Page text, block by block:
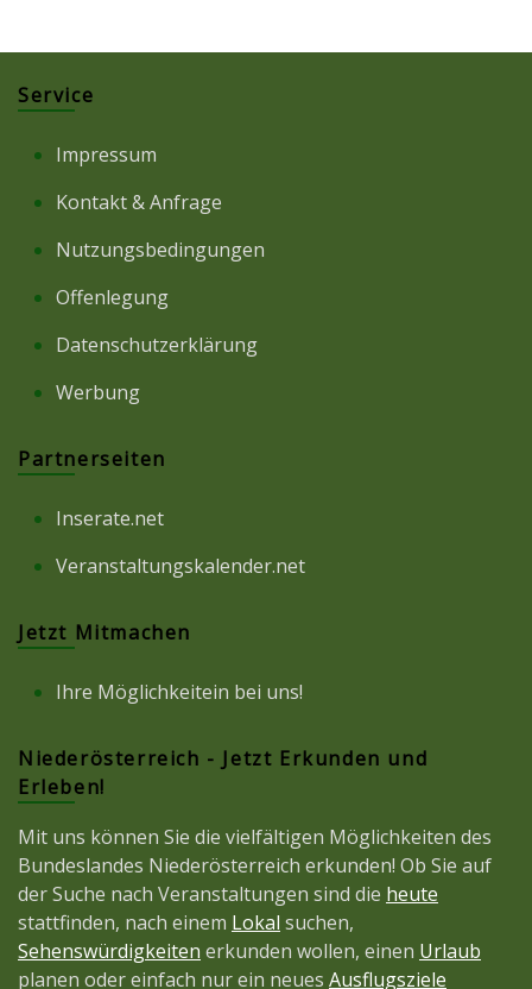
Service
Impressum
Kontakt & Anfrage
Nutzungsbedingungen
Offenlegung
Datenschutzerklärung
Werbung
Partnerseiten
Inserate.net
Veranstaltungskalender.net
Jetzt Mitmachen
Ihre Möglichkeitein bei uns!
Niederösterreich - Jetzt Erkunden und
Erleben!
Mit uns können Sie die vielfältigen Möglichkeiten des
Bundeslandes Niederösterreich erkunden! Ob Sie auf
der Suche nach Veranstaltungen sind die heute
stattfinden, nach einem Lokal suchen,
Sehenswürdigkeiten erkunden wollen, einen Urlaub
planen oder einfach nur ein neues Ausflugsziele